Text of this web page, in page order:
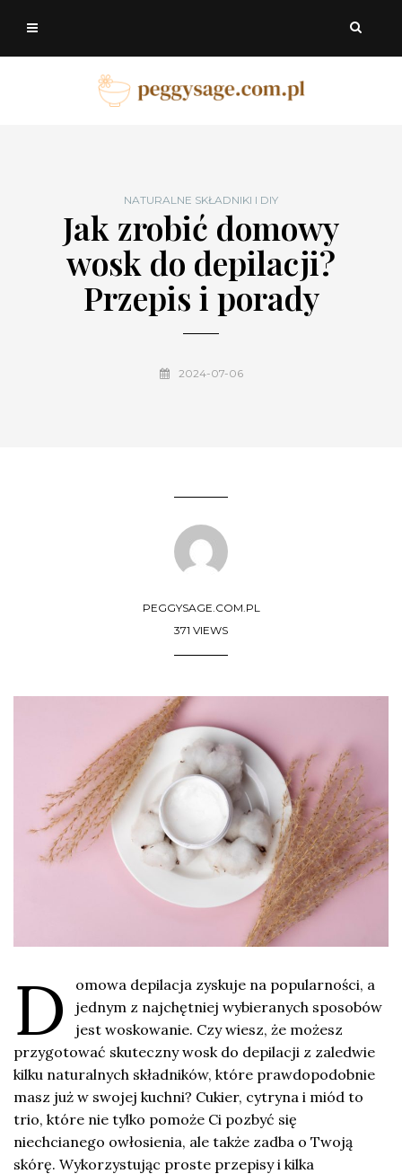
NATURALNE SKŁADNIKI I DIY
Jak zrobić domowy
wosk do depilacji?
Przepis i porady
2024-07-06
PEGGYSAGE.COM.PL
371 VIEWS
D
omowa depilacja zyskuje na popularności, a
jednym z najchętniej wybieranych sposobów
jest woskowanie. Czy wiesz, że możesz
przygotować skuteczny wosk do depilacji z zaledwie
kilku naturalnych składników, które prawdopodobnie
masz już w swojej kuchni? Cukier, cytryna i miód to
trio, które nie tylko pomoże Ci pozbyć się
niechcianego owłosienia, ale także zadba o Twoją
skórę. Wykorzystując proste przepisy i kilka